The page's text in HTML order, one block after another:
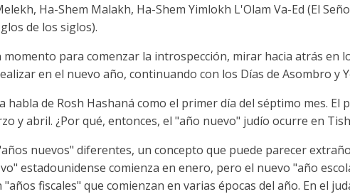
Ha-Shem Malakh, Ha-Shem Yimlokh L'Olam Va-Ed (El
de los siglos).
momento para comenzar la introspección, mirar hacia atrás en
en el nuevo año, continuando con los Días de Asombro y
habla de Rosh Hashaná como el primer día del séptimo mes. El
y abril. ¿Por qué, entonces, el "año nuevo" judío ocurre en
nuevos" diferentes, un concepto que puede parecer
estadounidense comienza en enero, pero el nuevo "año
fiscales" que comienzan en varias épocas del año. En el